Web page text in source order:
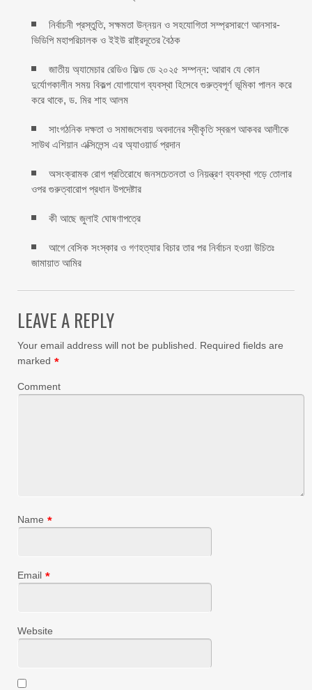
নির্বাচনী প্রস্তুতি, সক্ষমতা উন্নয়ন ও সহযোগিতা সম্প্রসারণে আনসার-
ভিডিপি মহাপরিচালক ও ইইউ রাষ্ট্রদূতের বৈঠক
জাতীয় অ্যামেচার রেডিও ফিল্ড ডে ২০২৫ সম্পন্ন: আরাব যে কোন
দুর্যোগকালীন সময় বিকল্প যোগাযোগ ব্যবস্থা হিসেবে গুরুত্বপূর্ণ ভূমিকা পালন করে
করে থাকে, ড. মির শাহ আলম
সাংগঠনিক দক্ষতা ও সমাজসেবায় অবদানের স্বীকৃতি স্বরূপ আকবর আলীকে
সাউথ এশিয়ান এক্সিলেন্স এর অ্যাওয়ার্ড প্রদান
অসংক্রামক রোগ প্রতিরোধে জনসচেতনতা ও নিয়ন্ত্রণ ব্যবস্থা গড়ে তোলার
ওপর গুরুত্বারোপ প্রধান উপদেষ্টার
কী আছে জুলাই ঘোষণাপত্রে
আগে বেসিক সংস্কার ও গণহত্যার বিচার তার পর নির্বাচন হওয়া উচিতঃ
জামায়াত আমির
LEAVE A REPLY
Your email address will not be published.
Required fields are
marked *
Comment
Name *
Email *
Website